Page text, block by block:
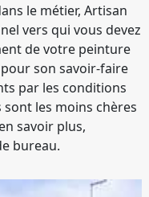
le métier, Artisan
vers qui vous devez
de votre peinture
son savoir-faire
par les conditions
les moins chères
savoir plus,
bureau.